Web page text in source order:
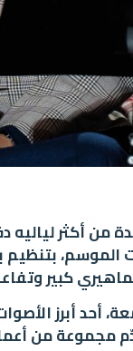
أكثر لياليه
بتنظيم
كبير
أحد أبرز
مجموعة من